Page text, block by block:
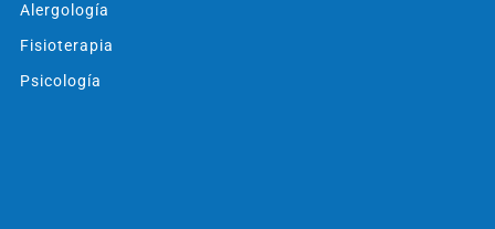
Alergología
Fisioterapia
Psicología